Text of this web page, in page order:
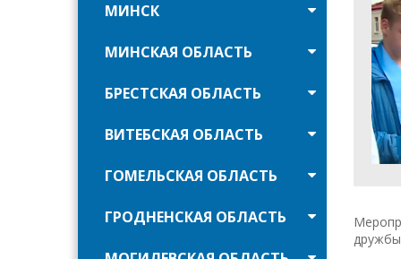
МИНСК
МИНСКАЯ ОБЛАСТЬ
БРЕСТСКАЯ ОБЛАСТЬ
ВИТЕБСКАЯ ОБЛАСТЬ
ГОМЕЛЬСКАЯ ОБЛАСТЬ
ГРОДНЕНСКАЯ ОБЛАСТЬ